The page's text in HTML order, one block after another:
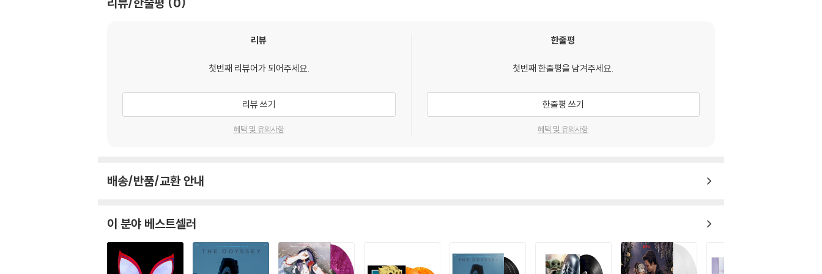
2) LP는 잦은 배송 과정에서 재킷에 손상이 발생할 가능성이 높고 재판매가 어려우므로 신중한 구매를 부탁드립니다.
리뷰
첫번째 리뷰어가 되어주세요.
리뷰 쓰기
혜택 및 유의사항
한줄평
첫번째 한줄평을 남겨주세요.
한줄평 쓰기
혜택 및 유의사항
배송/반품/교환 안내
이 분야 베스트셀러